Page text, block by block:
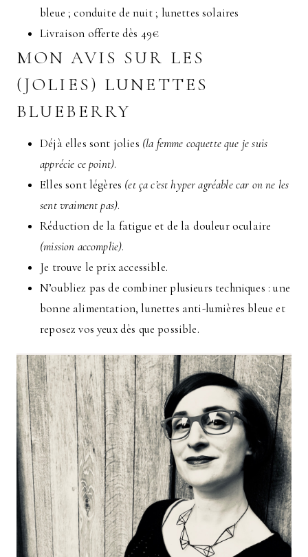
bleue ; conduite de nuit ; lunettes solaires
Livraison offerte dès 49€
MON AVIS SUR LES
(JOLIES) LUNETTES
BLUEBERRY
Déjà elles sont jolies (la femme coquette que je suis
apprécie ce point).
Elles sont légères (et ça c’est hyper agréable car on ne les
sent vraiment pas).
Réduction de la fatigue et de la douleur oculaire
(mission accomplie).
Je trouve le prix accessible.
N’oubliez pas de combiner plusieurs techniques : une
bonne alimentation, lunettes anti-lumières bleue et
reposez vos yeux dès que possible.